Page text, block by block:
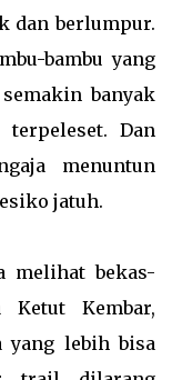
dan berlumpur.
bambu yang
banyak
Dan
menuntun
jatuh.
melihat bekas-
Kembar,
yang lebih bisa